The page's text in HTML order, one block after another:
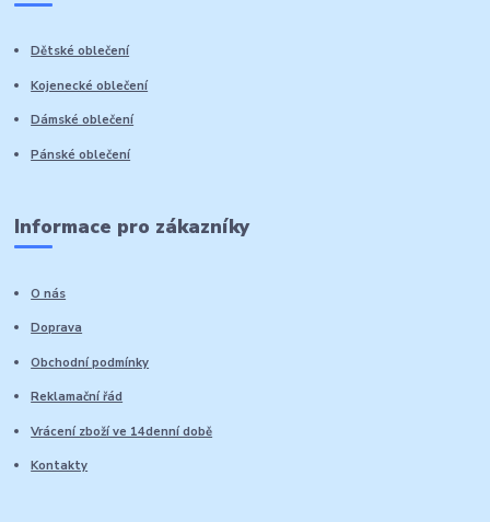
Dětské oblečení
Kojenecké oblečení
Dámské oblečení
Pánské oblečení
Informace pro zákazníky
O nás
Doprava
Obchodní podmínky
Reklamační řád
Vrácení zboží ve 14denní době
Kontakty